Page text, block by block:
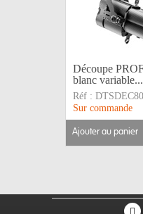
Découpe
blanc variable...
Réf :
Sur commande
ajouter au panier